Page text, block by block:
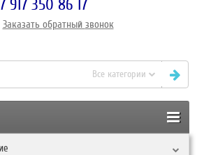
917 350 86 17
Заказать обратный звонок
Все категории